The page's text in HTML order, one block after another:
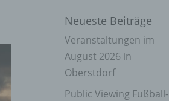
Neueste Beiträge
Veranstaltungen im
August 2026 in
Oberstdorf
Public Viewing Fußball-